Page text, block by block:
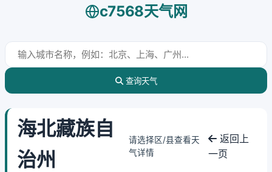
c7568天气网
查询天气
海北藏族自
治州
请选择区/县查看天
气详情
返回上
一页